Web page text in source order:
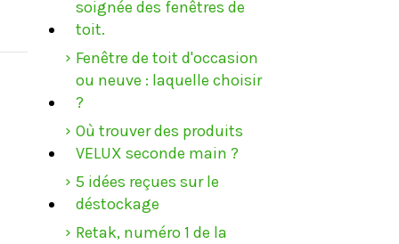
soignée des fenêtres de
toit.
Fenêtre de toit d'occasion
ou neuve : laquelle choisir
?
Où trouver des produits
VELUX seconde main ?
5 idées reçues sur le
déstockage
Retak, numéro 1 de la